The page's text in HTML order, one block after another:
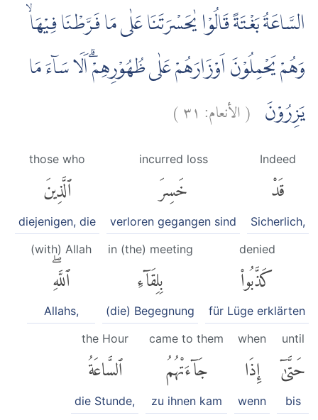
السَّاعَةُ بَغْتَةً قَالُوْا يٰحَسْرَتَنَا عَلٰى مَا فَرَّطْنَا فِيْهَاۙ
وَهُمْ يَحْمِلُوْنَ اَوْزَارَهُمْ عَلٰى ظُهُوْرِهِمْۗ اَلَا سَاۤءَ مَا
يَزِرُوْنَ (الأنعام: ٣١)
Indeed
قَدْ
Sicherlich,
incurred loss
خَسِرَ
verloren gegangen sind
those who
ٱلَّذِينَ
diejenigen, die
denied
كَذَّبُوا۟
für Lüge erklärten
in (the) meeting
بِلِقَآءِ
(die) Begegnung
(with) Allah
ٱللَّهِۖ
Allahs,
until
حَتَّىٰٓ
bis
when
إِذَا
wenn
came to them
جَآءَتْهُمُ
zu ihnen kam
the Hour
ٱلسَّاعَةُ
die Stunde,